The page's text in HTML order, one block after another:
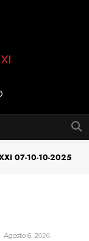
07-10-10-2025
2026